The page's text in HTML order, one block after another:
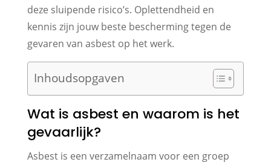
deze sluipende risico’s. Oplettendheid en
kennis zijn jouw beste bescherming tegen de
gevaren van asbest op het werk.
Inhoudsopgaven
Wat is asbest en waarom is het
gevaarlijk?
Asbest is een verzamelnaam voor een groep